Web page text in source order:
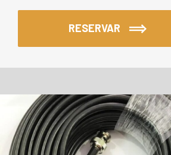
RESERVAR